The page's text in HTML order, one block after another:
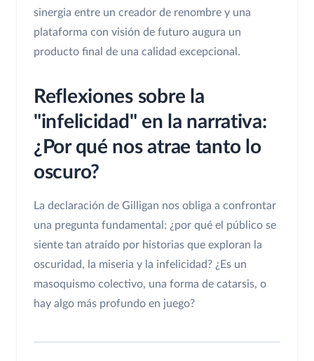
sinergia entre un creador de renombre y una
plataforma con visión de futuro augura un
producto final de una calidad excepcional.
Reflexiones sobre la
"infelicidad" en la narrativa:
¿Por qué nos atrae tanto lo
oscuro?
La declaración de Gilligan nos obliga a confrontar
una pregunta fundamental: ¿por qué el público se
siente tan atraído por historias que exploran la
oscuridad, la miseria y la infelicidad? ¿Es un
masoquismo colectivo, una forma de catarsis, o
hay algo más profundo en juego?